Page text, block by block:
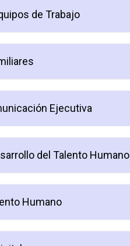
de Trabajo
Ejecutiva
del Talento Humano
Humano